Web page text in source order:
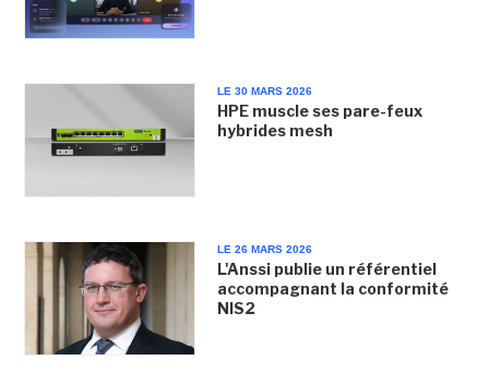
LE 30 MARS 2026
HPE muscle ses pare-feux
hybrides mesh
LE 26 MARS 2026
L'Anssi publie un référentiel
accompagnant la conformité
NIS2